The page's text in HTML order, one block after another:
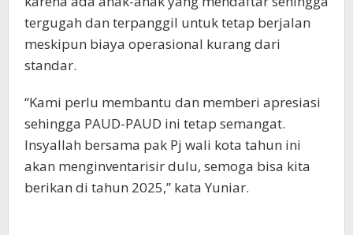
tergugah dan terpanggil untuk tetap berjalan
meskipun biaya operasional kurang dari
standar.
“Kami perlu membantu dan memberi apresiasi
sehingga PAUD-PAUD ini tetap semangat.
Insyallah bersama pak Pj wali kota tahun ini
akan menginventarisir dulu, semoga bisa kita
berikan di tahun 2025,” kata Yuniar.